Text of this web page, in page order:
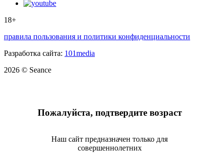
18+
правила пользования и политики конфиденциальности
Разработка сайта: 101media
2026 © Seance
Пожалуйста, подтвердите возраст
Наш сайт предназначен только для
совершеннолетних